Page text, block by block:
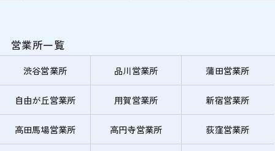
営業所一覧
渋谷営業所 品川営業所 蒲田営業所
自由が丘営業所 用賀営業所 新宿営業所
高田馬場営業所 高円寺営業所 荻窪営業所